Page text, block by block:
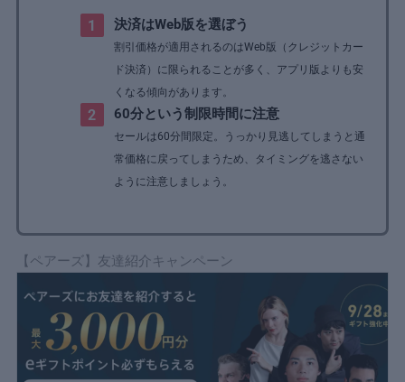
決済はWeb版を選ぼう
割引価格が適用されるのはWeb版（クレジットカー
ド決済）に限られることが多く、アプリ版よりも安
くなる傾向があります。
60分という制限時間に注意
セールは60分間限定。うっかり見逃してしまうと通
常価格に戻ってしまうため、タイミングを逃さない
ように注意しましょう。
【ペアーズ】友達紹介キャンペーン